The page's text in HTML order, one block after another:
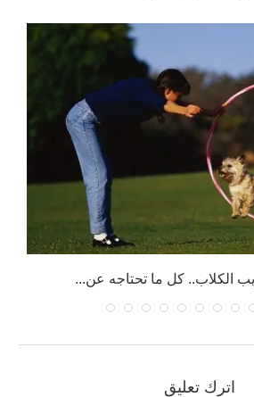
الكلاب.. كل ما تحتاجه عن...
اترك تعليق